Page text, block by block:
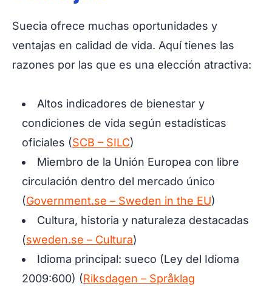
Suecia ofrece muchas oportunidades y
ventajas en calidad de vida. Aquí tienes las
razones por las que es una elección atractiva:
Altos indicadores de bienestar y
condiciones de vida según estadísticas
oficiales (SCB – SILC)
Miembro de la Unión Europea con libre
circulación dentro del mercado único
(Government.se – Sweden in the EU)
Cultura, historia y naturaleza destacadas
(sweden.se – Cultura)
Idioma principal: sueco (Ley del Idioma
2009:600) (Riksdagen – Språklag